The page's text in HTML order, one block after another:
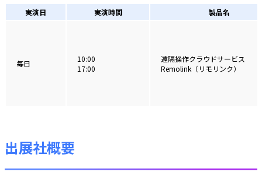
実演日 実演時間 製品名
毎日
10:00
17:00
遠隔操作クラウドサービス
Remolink（リモリンク）
出展社概要